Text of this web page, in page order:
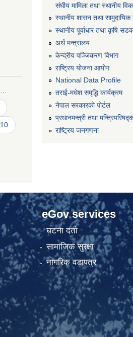
…
10
संघीय मामिला तथा स्थानीय
स्थानीय शासन तथा सामुदायिक
स्थानीय पूर्वाधार तथा कृषि
अर्थ मन्त्रालय
केन्द्रीय पञ्जिकरण विभाग
राष्ट्रिय योजना आयोग
National Data Profile
तराई-मधेश समृद्धि कार्यक्रम
नेपाल सरकारको पोर्टल
प्रधानमन्त्री तथा
राष्ट्रिय जनगणना
eGov services
घटना दर्ता
सामाजिक सुरक्षा
नागरिक वडापत्र